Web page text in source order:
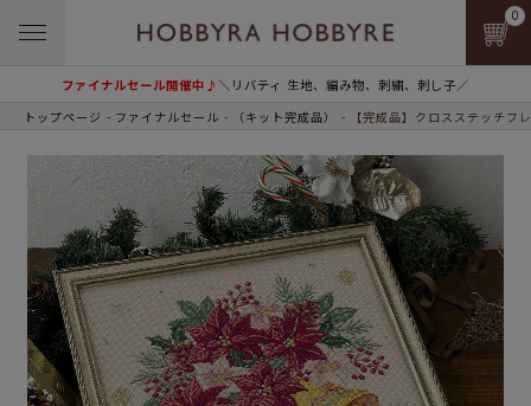
ファイナルセール開催中♪＼リバティ 生地、編み物、刺繍、刺し子／
0
トップページ ファイナルセール （キット完成品） 【完成品】クロスステッチフ